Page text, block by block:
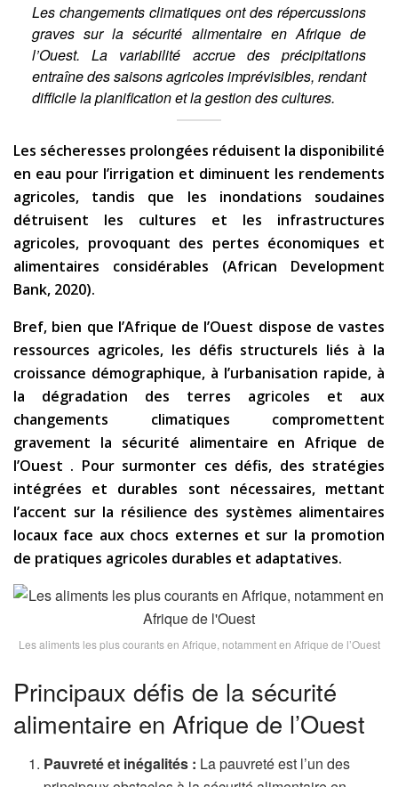
Les changements climatiques ont des répercussions
graves sur la sécurité alimentaire en Afrique de
l’Ouest. La variabilité accrue des précipitations
entraîne des saisons agricoles imprévisibles, rendant
difficile la planification et la gestion des cultures.
Les sécheresses prolongées réduisent la disponibilité
en eau pour l’irrigation et diminuent les rendements
agricoles, tandis que les inondations soudaines
détruisent les cultures et les infrastructures
agricoles, provoquant des pertes économiques et
alimentaires considérables (African Development
Bank, 2020).
Bref, bien que l’Afrique de l’Ouest dispose de vastes
ressources agricoles, les défis structurels liés à la
croissance démographique, à l’urbanisation rapide, à
la dégradation des terres agricoles et aux
changements climatiques compromettent
gravement la sécurité alimentaire en Afrique de
l’Ouest . Pour surmonter ces défis, des stratégies
intégrées et durables sont nécessaires, mettant
l’accent sur la résilience des systèmes alimentaires
locaux face aux chocs externes et sur la promotion
de pratiques agricoles durables et adaptatives.
Les aliments les plus courants en Afrique, notamment en Afrique de l’Ouest
Principaux défis de la sécurité
alimentaire en Afrique de l’Ouest
Pauvreté et inégalités : La pauvreté est l’un des